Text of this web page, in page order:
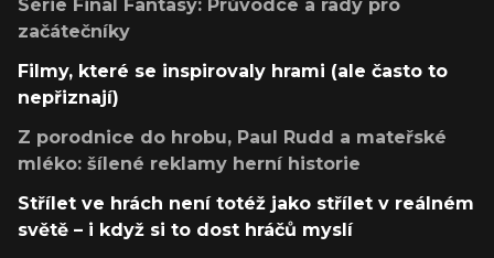
Série Final Fantasy: Průvodce a rady pro
začátečníky
Filmy, které se inspirovaly hrami (ale často to
nepřiznají)
Z porodnice do hrobu, Paul Rudd a mateřské
mléko: šílené reklamy herní historie
Střílet ve hrách není totéž jako střílet v reálném
světě – i když si to dost hráčů myslí